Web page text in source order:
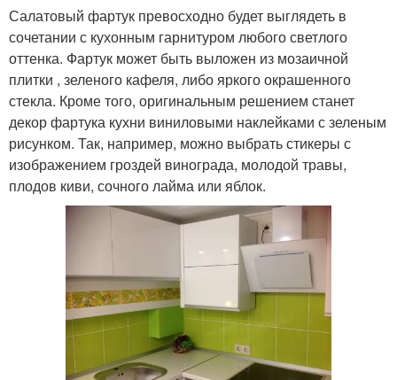
Салатовый фартук превосходно будет выглядеть в
сочетании с кухонным гарнитуром любого светлого
оттенка. Фартук может быть выложен из мозаичной
плитки , зеленого кафеля, либо яркого окрашенного
стекла. Кроме того, оригинальным решением станет
декор фартука кухни виниловыми наклейками с зеленым
рисунком. Так, например, можно выбрать стикеры с
изображением гроздей винограда, молодой травы,
плодов киви, сочного лайма или яблок.